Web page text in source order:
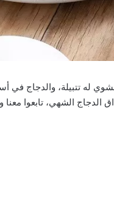
تتبيلة، والدجاج في
الدجاج الشهي، تابعوا